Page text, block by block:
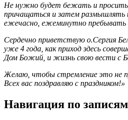
Не нужно будет бежать и просить
причащаться и затем размышлять
ежечасно, ежеминутно пребывать
Сердечно приветствую о.Сергия
уже 4 года, как приход здесь
Дом Божий, и жизнь свою вести с
Желаю, чтобы стремление это не
Всех вас поздравляю с праздником!»
Навигация по записям